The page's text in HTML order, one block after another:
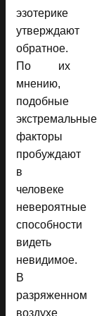
эзотерике
утверждают
обратное.
По их
мнению,
подобные
экстремальные
факторы
пробуждают
в
человеке
невероятные
способности
видеть
невидимое.
В
разряженном
воздухе